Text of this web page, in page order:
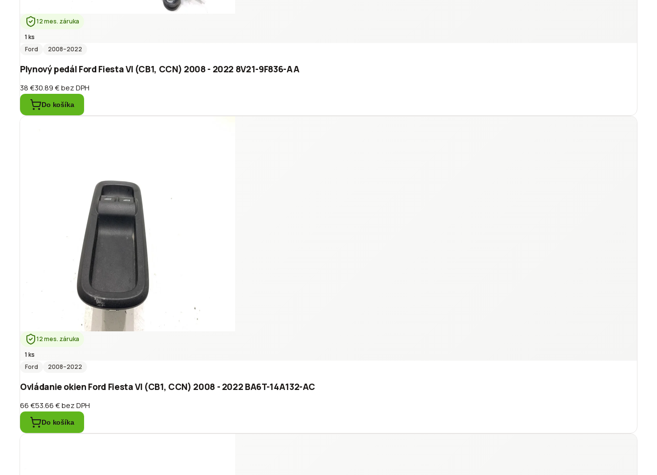
12 mes. záruka
1 ks
Ford
2008–2022
Plynový pedál Ford Fiesta VI (CB1, CCN) 2008 - 2022 8V21-9F836-AA
38 €30.89 €bez DPH
Do košíka
12 mes. záruka
1 ks
Ford
2008–2022
Ovládanie okien Ford Fiesta VI (CB1, CCN) 2008 - 2022 BA6T-14A132-AC
66 €53.66 €bez DPH
Do košíka